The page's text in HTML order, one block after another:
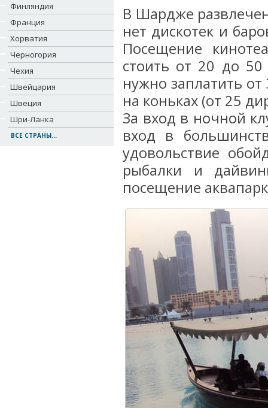
Финляндия
Франция
Хорватия
Черногория
Чехия
Швейцария
Швеция
Шри-Ланка
ВСЕ СТРАНЫ...
В Шардже
нет дискотек и
Посещение
стоить от 20 до
нужно заплатить
на коньках (от 25
За вход в ночной
вход в
удовольствие
рыбалки и
посещение